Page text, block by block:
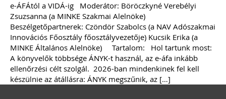
e-ÁFÁtól a VIDÁ-ig Moderátor: Böröczkyné Verebélyi
Zsuzsanna (a MINKE Szakmai Alelnöke)
Beszélgetőpartnerek: Czöndör Szabolcs (a NAV Adószakmai
Innovációs Főosztály főosztályvezetője) Kucsik Erika (a
MINKE Általános Alelnöke) Tartalom: Hol tartunk most:
A könyvelők többsége ÁNYK-t használ, az e-áfa inkább
ellenőrzési célt szolgál. 2026-ban mindenkinek fel kell
készülnie az átállásra: ÁNYK megszűnik, az […]